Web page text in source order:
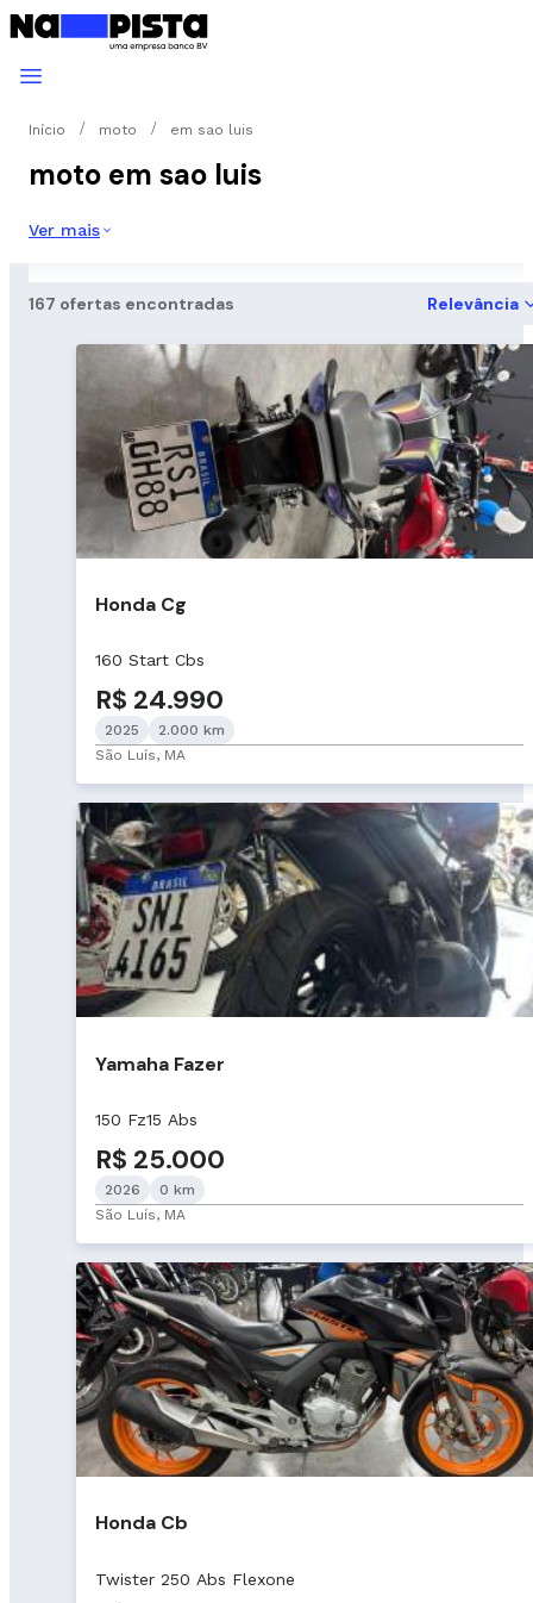
Início moto em sao luis
moto em sao luis
Ver mais
167 ofertas encontradas Relevância
Honda Cg
160 Start Cbs
R$ 24.990
2025
2.000 km
São Luís, MA
Yamaha Fazer
150 Fz15 Abs
R$ 25.000
2026
0 km
São Luís, MA
Honda Cb
Twister 250 Abs Flexone